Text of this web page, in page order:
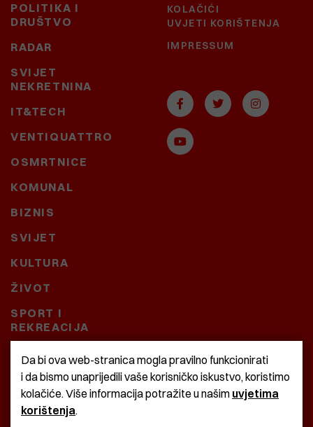
POLITIKA I
DRUŠTVO
RADAR
SVIJET
NEKRETNINA
IT&TECH
VENTIQUATTRO
OSMRTNICE
KOMUNAL
BIZNIS
SVIJET
KULTURA
ŽIVOT
SPORT I
REKREACIJA
CRNA KRONIKA
BAŠTARDINI I PRAVI
KRASNA ZEMLJA
KOLAČIĆI
UVJETI KORIŠTENJA
IMPRESSUM
Da bi ova web-stranica mogla pravilno funkcionirati
i da bismo unaprijedili vaše korisničko iskustvo, koristimo
kolačiće. Više informacija potražite u našim uvjetima
korištenja.